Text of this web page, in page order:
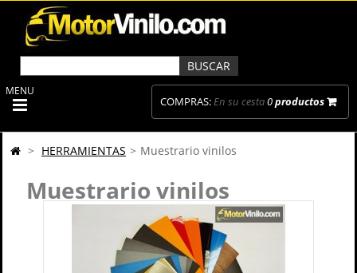
COMPRAS:En su cesta0productos
MENU
> HERRAMIENTAS > Muestrario vinilos
Muestrario vinilos